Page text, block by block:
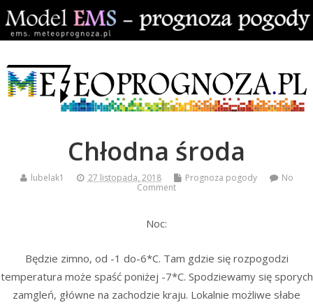
Chłodna środa
lubelak1 27 listopada, 2018 Prognoza pogody
No
Comment
Noc:
Będzie zimno, od -1 do-6*C. Tam gdzie się rozpogodzi
temperatura może spaść poniżej -7*C. Spodziewamy się sporych
zamgleń, główne na zachodzie kraju. Lokalnie możliwe słabe